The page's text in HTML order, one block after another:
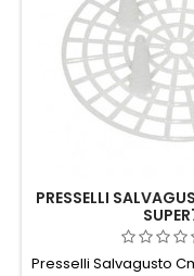
PRESSELLI
Presselli Salvagusto